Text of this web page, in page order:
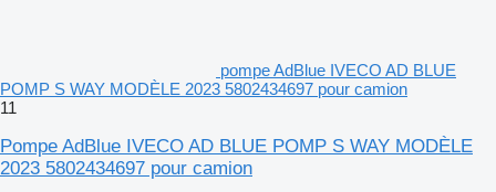
pompe AdBlue IVECO AD BLUE
POMP S WAY MODÈLE 2023 5802434697 pour camion
11
Pompe AdBlue IVECO AD BLUE POMP S WAY MODÈLE
2023 5802434697 pour camion